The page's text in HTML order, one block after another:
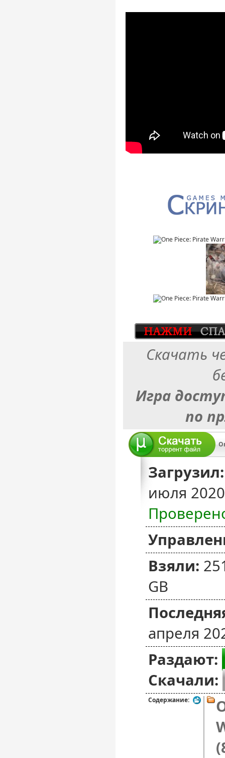
Скачать
Игра
по
Загрузил:
июля
Взяли:
GB
апреля
Раздают:
Скачали:
Содержание: